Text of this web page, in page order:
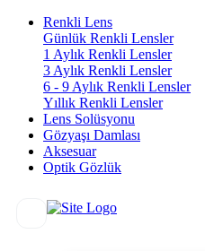
Renkli Lens
Günlük Renkli Lensler
1 Aylık Renkli Lensler
3 Aylık Renkli Lensler
6 - 9 Aylık Renkli Lensler
Yıllık Renkli Lensler
Lens Solüsyonu
Gözyaşı Damlası
Aksesuar
Optik Gözlük